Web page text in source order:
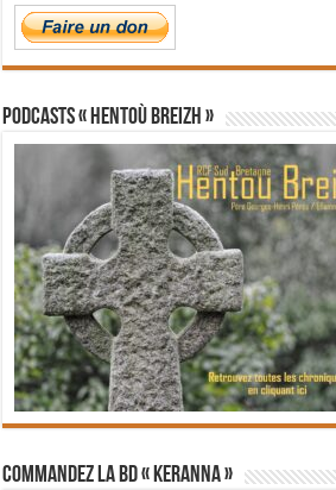
PODCASTS « Hentoù Breizh »
Commandez la BD « Keranna »